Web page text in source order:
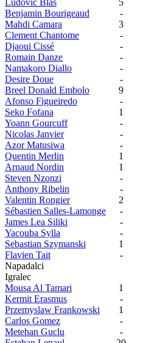
Ludovic Blas
5
Benjamin Bourigeaud
-
Mahdi Camara
3
Clement Chantome
-
Djaoui Cissé
-
Romain Danze
-
Namakoro Diallo
-
Desire Doue
-
Breel Donald Embolo
9
Afonso Figueiredo
-
Seko Fofana
1
Yoann Gourcuff
-
Nicolas Janvier
-
Azor Matusiwa
-
Quentin Merlin
1
Arnaud Nordin
1
Steven Nzonzi
-
Anthony Ribelin
-
Valentin Rongier
2
Sébastien Salles-Lamonge
-
James Lea Siliki
-
Yacouba Sylla
-
Sebastian Szymanski
1
Flavien Tait
-
Napadalci
Igralec
Mousa Al Tamari
1
Kermit Erasmus
-
Przemyslaw Frankowski
1
Carlos Gomez
-
Metehan Guclu
-